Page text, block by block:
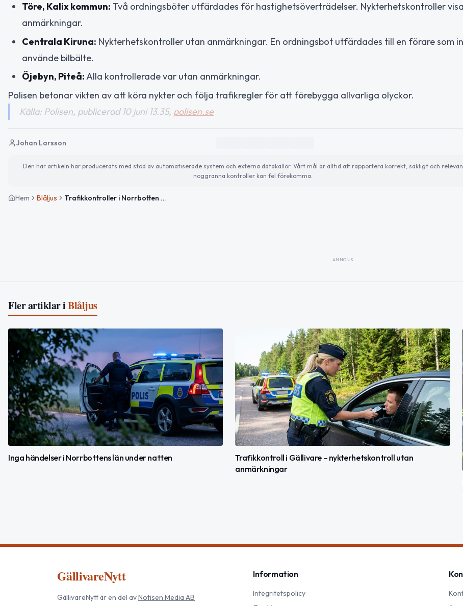
Töre, Kalix kommun: Två ordningsböter utfärdades för hastighetsöverträdelser. Nykterhetskontroller
anmärkningar.
Centrala Kiruna: Nykterhetskontroller utan anmärkningar. En ordningsbot utfärdades till en förare som
använde bilbälte.
Öjebyn, Piteå:Alla kontrollerade var utan anmärkningar.
Polisen betonar vikten av att köra nykter och följa trafikregler för att förebygga allvarliga olyckor.
Källa: Polisen, publicerad 10 juni 13.35, polisen.se
Johan Larsson
Den här artikeln har producerats med stöd av automatiserade system och externa datakällor. Vårt mål är alltid att rapportera korrekt, sakligt och
noggranna kontroller kan fel förekomma.
Hem Blåljus Trafikkontroller i Norrbotten – flera böter för hastighet och bilbälte
ANNONS
Fler artiklar iBlåljus
Inga händelser i Norrbottens län under natten
Trafikkontroll i Gällivare – nykterhetskontroll utan
anmärkningar
GällivareNytt
GällivareNyttär en del avNotisen Media AB
Information
Integritetspolicy